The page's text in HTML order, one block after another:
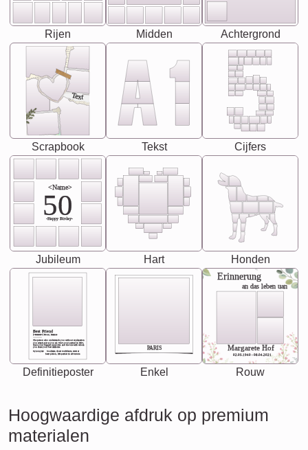
Rijen Midden Achtergrond
Text
Scrapbook Tekst Cijfers
<Name>
50
-Happy Birday-
Jubileum Hart Honden
Best Friend
[<NAME>] Noun, feminie
Synonyms: Soulmate, closet confidante, sister at
heart person, life partner in adventure.
The person who understands you without explanation
you accepts just as you are. She's your partner in life's,
chaos your biggest supporter, and the one with whom
you share your best memories.
Definitieposter
PARIS
Enkel
Erinnerung
an das leben uan
Margarete Hof
02.05.1940 - 08.04.2021
Rouw
Hoogwaardige afdruk op premium
materialen